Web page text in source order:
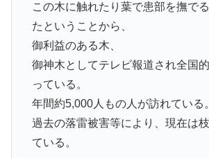
この木に触れたり葉で患部を撫で
たということから、
御利益のある木、
御神木としてテレビ報道され全国
っている。
年間約5,000人もの人が訪れている。
過去の落雷被害等により、現在は
ている。